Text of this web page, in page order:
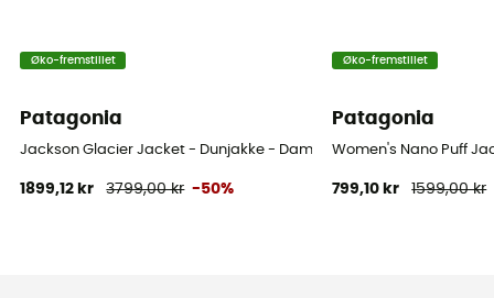
Øko-fremstillet
Patagonia
Jackson Glacier Jacket - Dunjakke - Damer
1899,12 kr 3799,00 kr -50%
Øko-fremstillet
Patagonia
Women's Nano Puff
799,10 kr 1599,00 kr